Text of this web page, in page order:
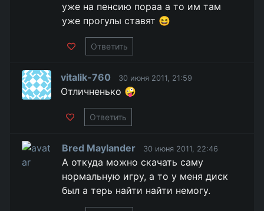
уже на пенсию пораа а то им там
уже прогулы ставят 😆
Ответить
vitalik-760 30 июня 2011, 21:59
Отличненько 🤪
Ответить
Bred Maylander 30 июня 2011, 22:46
А откуда можно скачать саму
нормальную игру, а то у меня диск
был а терь найти найти немогу.